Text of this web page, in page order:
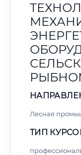
Лесная
ТИП